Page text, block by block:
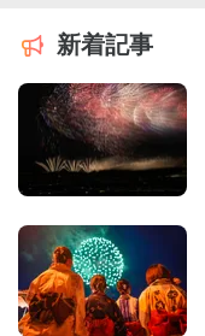
新着記事